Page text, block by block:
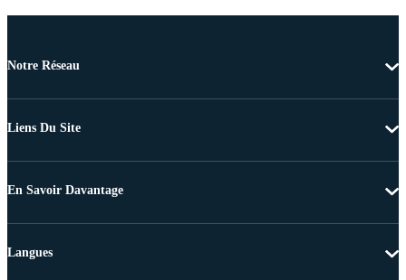
Notre Réseau
Liens Du Site
En Savoir Davantage
Langues